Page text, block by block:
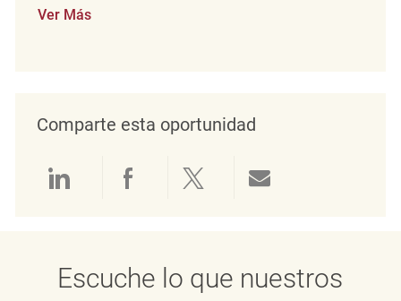
Ver Más
Comparte esta oportunidad
Compartir a través de LinkedIn
Compartir a través de
Compartir a través
Escuche lo que nuestros